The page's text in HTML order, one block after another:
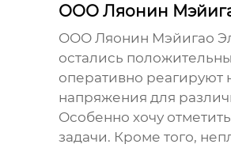
ООО Ляонин
ООО Ляонин Мэйигао
остались
оперативно реагируют
напряжения для
Особенно хочу
задачи. Кроме того,